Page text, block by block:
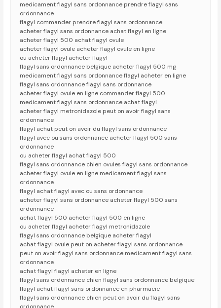
medicament flagyl sans ordonnance prendre flagyl sans
ordonnance
flagyl commander prendre flagyl sans ordonnance
acheter flagyl sans ordonnance achat flagyl en ligne
acheter flagyl 500 achat flagyl ovule
acheter flagyl ovule acheter flagyl ovule en ligne
ou acheter flagyl acheter flagyl
flagyl sans ordonnance belgique acheter flagyl 500 mg
medicament flagyl sans ordonnance flagyl acheter en ligne
flagyl sans ordonnance flagyl sans ordonnance
acheter flagyl ovule en ligne commander flagyl 500
medicament flagyl sans ordonnance achat flagyl
acheter flagyl metronidazole peut on avoir flagyl sans
ordonnance
flagyl achat peut on avoir du flagyl sans ordonnance
flagyl avec ou sans ordonnance acheter flagyl 500 sans
ordonnance
ou acheter flagyl achat flagyl 500
flagyl sans ordonnance chien ovules flagyl sans ordonnance
acheter flagyl ovule en ligne medicament flagyl sans
ordonnance
flagyl achat flagyl avec ou sans ordonnance
acheter flagyl sans ordonnance acheter flagyl 500 sans
ordonnance
achat flagyl 500 acheter flagyl 500 en ligne
ou acheter flagyl acheter flagyl metronidazole
flagyl sans ordonnance belgique acheter flagyl
achat flagyl ovule peut on acheter flagyl sans ordonnance
peut on avoir flagyl sans ordonnance medicament flagyl sans
ordonnance
achat flagyl flagyl acheter en ligne
flagyl sans ordonnance chien flagyl sans ordonnance belgique
flagyl achat flagyl sans ordonnance en pharmacie
flagyl sans ordonnance chien peut on avoir du flagyl sans